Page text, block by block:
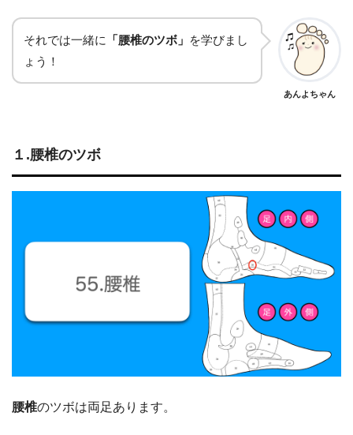
それでは一緒に 「腰椎のツボ」 を学びまし
ょう！
あんよちゃん
１.腰椎のツボ
腰椎のツボは両足あります。